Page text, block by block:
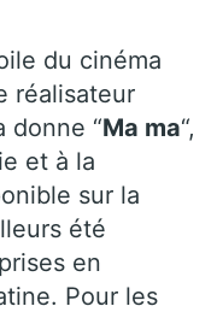
du cinéma
réalisateur
donne “Ma ma“,
et à la
sur la
été
en
Pour les